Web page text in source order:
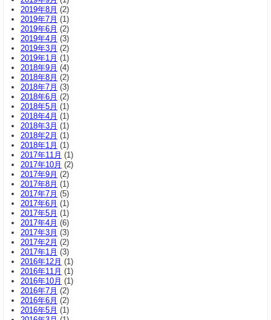
2019年8月 (2)
2019年7月 (1)
2019年6月 (2)
2019年4月 (3)
2019年3月 (2)
2019年1月 (1)
2018年9月 (4)
2018年8月 (2)
2018年7月 (3)
2018年6月 (2)
2018年5月 (1)
2018年4月 (1)
2018年3月 (1)
2018年2月 (1)
2018年1月 (1)
2017年11月 (1)
2017年10月 (2)
2017年9月 (2)
2017年8月 (1)
2017年7月 (5)
2017年6月 (1)
2017年5月 (1)
2017年4月 (6)
2017年3月 (3)
2017年2月 (2)
2017年1月 (3)
2016年12月 (1)
2016年11月 (1)
2016年10月 (1)
2016年7月 (2)
2016年6月 (2)
2016年5月 (1)